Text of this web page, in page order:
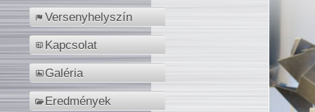
Versenyhelyszín
Kapcsolat
Galéria
Eredmények